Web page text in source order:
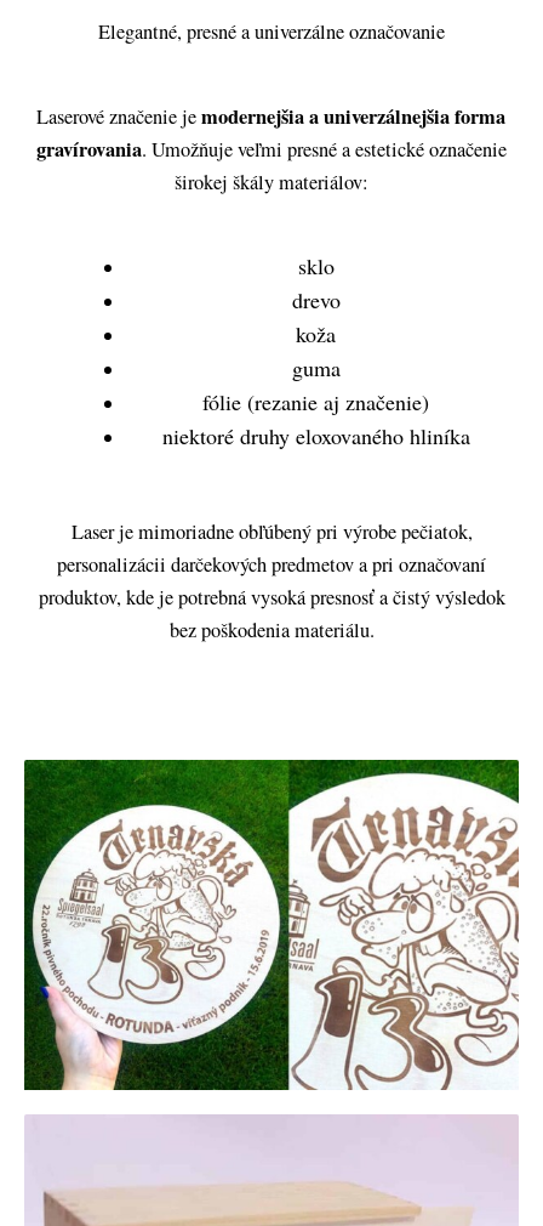
Elegantné, presné a univerzálne označovanie
Laserové značenie je modernejšia a univerzálnejšia forma
gravírovania. Umožňuje veľmi presné a estetické označenie
širokej škály materiálov:
sklo
drevo
koža
guma
fólie (rezanie aj značenie)
niektoré druhy eloxovaného hliníka
Laser je mimoriadne obľúbený pri výrobe pečiatok,
personalizácii darčekových predmetov a pri označovaní
produktov, kde je potrebná vysoká presnosť a čistý výsledok
bez poškodenia materiálu.